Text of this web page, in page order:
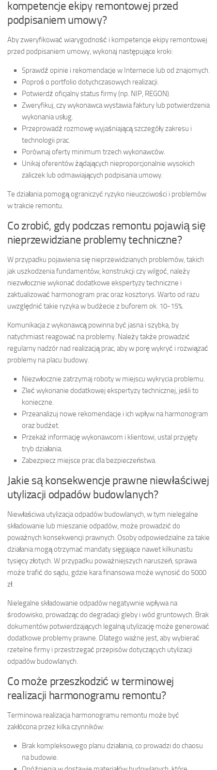
kompetencje ekipy remontowej przed
podpisaniem umowy?
Aby zweryfikować wiarygodność i kompetencje ekipy remontowej
przed podpisaniem umowy, wykonaj następujące kroki:
Sprawdź opinie i rekomendacje w Internecie lub od znajomych.
Poproś o portfolio dotychczasowych realizacji.
Potwierdź oficjalny status firmy (np. NIP, REGON).
Zweryfikuj, czy wykonawca wystawia faktury lub potwierdzenia
wykonania usług.
Przeprowadź rozmowę wyjaśniającą szczegóły zakresu i
technologii prac.
Porównaj oferty minimum trzech wykonawców.
Unikaj oferentów żądających nieproporcjonalnie wysokich
zaliczek lub odmawiających podpisania umowy.
Te działania pomogą ograniczyć ryzyko nieuczciwości i problemów
w trakcie remontu.
Co zrobić, gdy podczas remontu pojawią się
nieprzewidziane problemy techniczne?
W przypadku pojawienia się nieprzewidzianych problemów, takich
jak uszkodzenia fundamentów, konstrukcji czy wilgoć, należy
niezwłocznie wykonać dodatkowe ekspertyzy techniczne i
zaktualizować harmonogram prac oraz kosztorys. Warto od razu
uwzględnić takie ryzyka w budżecie z buforem ok. 10-15%.
Komunikacja z wykonawcą powinna być jasna i szybka, by
natychmiast reagować na problemy. Należy także prowadzić
regularny nadzór nad realizacją prac, aby w porę wykryć i rozwiązać
problemy na placu budowy.
Niezwłocznie zatrzymaj roboty w miejscu wykrycia problemu.
Zleć wykonanie dodatkowej ekspertyzy technicznej, jeśli to
konieczne.
Przeanalizuj nowe rekomendacje i ich wpływ na harmonogram
oraz budżet.
Przekaż informację wykonawcom i klientowi, ustal przyjęty
tryb działania.
Zabezpiecz miejsce prac dla bezpieczeństwa.
Jakie są konsekwencje prawne niewłaściwej
utylizacji odpadów budowlanych?
Niewłaściwa utylizacja odpadów budowlanych, w tym nielegalne
składowanie lub mieszanie odpadów, może prowadzić do
poważnych konsekwencji prawnych. Osoby odpowiedzialne za takie
działania mogą otrzymać mandaty sięgające nawet kilkunastu
tysięcy złotych. W przypadku poważniejszych naruszeń, sprawa
może trafić do sądu, gdzie kara finansowa może wynosić do 5000
zł.
Nielegalne składowanie odpadów negatywnie wpływa na
środowisko, prowadząc do degradacji gleby i wód gruntowych. Brak
dokumentów potwierdzających legalną utylizację może generować
dodatkowe problemy prawne. Dlatego ważne jest, aby wybierać
rzetelne firmy i przestrzegać przepisów dotyczących utylizacji
odpadów budowlanych.
Co może przeszkodzić w terminowej
realizacji harmonogramu remontu?
Terminowa realizacja harmonogramu remontu może być
zakłócona przez kilka czynników:
Brak kompleksowego planu działania, co prowadzi do chaosu
na budowie.